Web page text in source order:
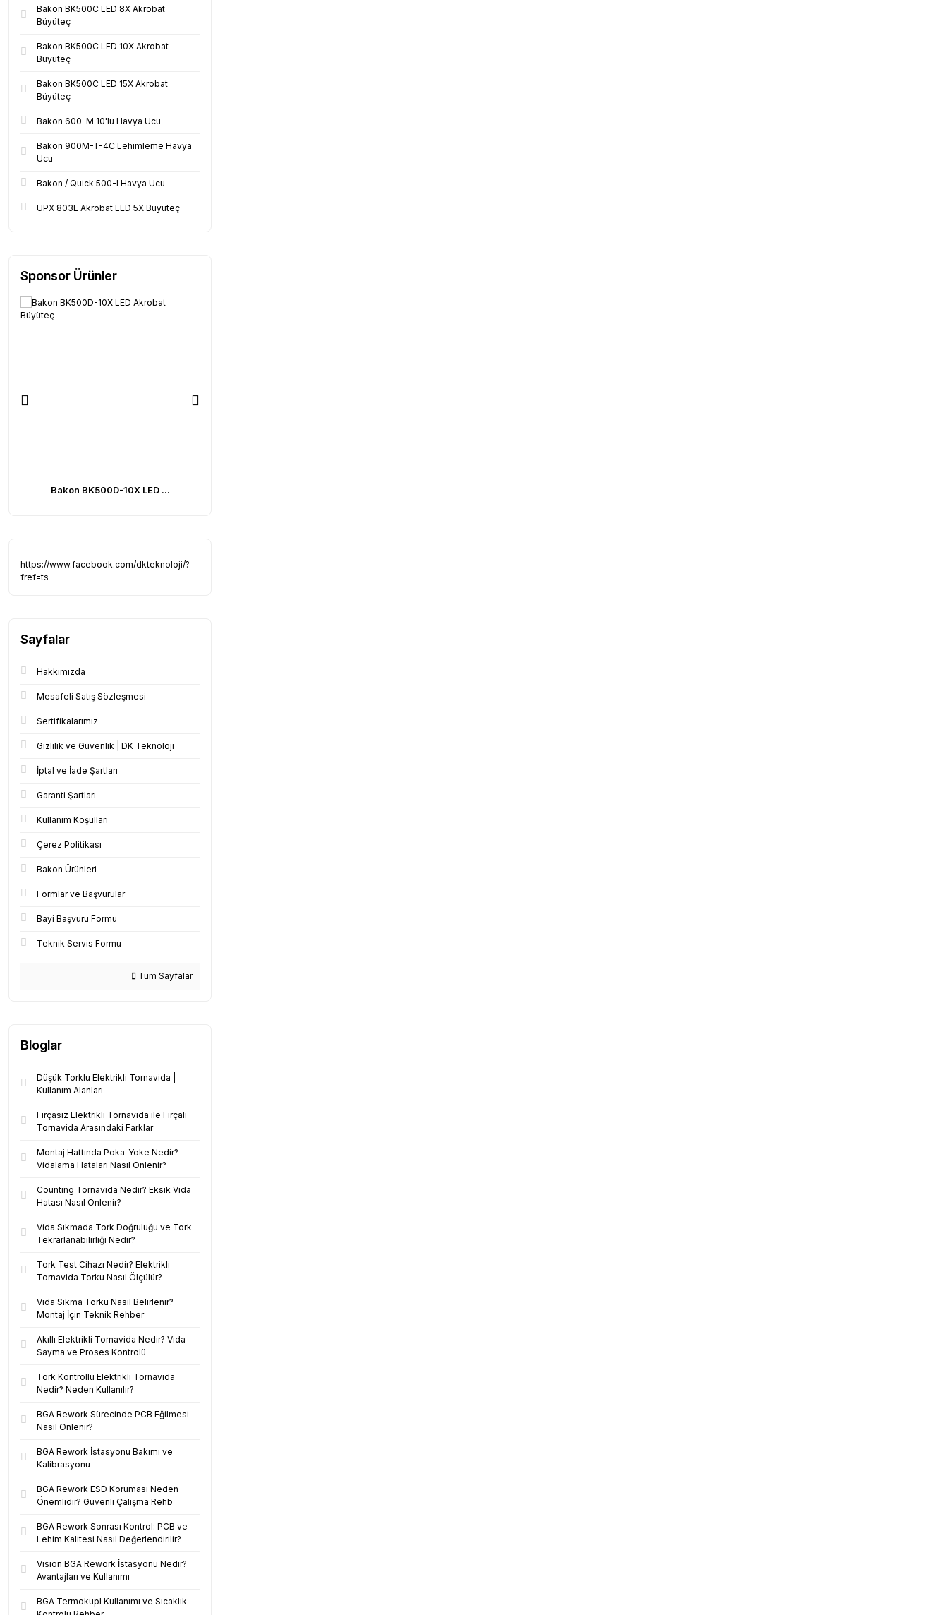
Bakon BK500C LED 8X Akrobat
Büyüteç
Bakon BK500C LED 10X Akrobat
Büyüteç
Bakon BK500C LED 15X Akrobat
Büyüteç
Bakon 600-M 10'lu Havya Ucu
Bakon 900M-T-4C Lehimleme Havya
Ucu
Bakon / Quick 500-I Havya Ucu
UPX 803L Akrobat LED 5X Büyüteç
Sponsor Ürünler
Bakon BK500D-10X LED ...
https://www.facebook.com/dkteknoloji/?
fref=ts
Sayfalar
Hakkımızda
Mesafeli Satış Sözleşmesi
Sertifikalarımız
Gizlilik ve Güvenlik | DK Teknoloji
İptal ve İade Şartları
Garanti Şartları
Kullanım Koşulları
Çerez Politikası
Bakon Ürünleri
Formlar ve Başvurular
Bayi Başvuru Formu
Teknik Servis Formu
Tüm Sayfalar
Bloglar
Düşük Torklu Elektrikli Tornavida |
Kullanım Alanları
Fırçasız Elektrikli Tornavida ile Fırçalı
Tornavida Arasındaki Farklar
Montaj Hattında Poka-Yoke Nedir?
Vidalama Hataları Nasıl Önlenir?
Counting Tornavida Nedir? Eksik Vida
Hatası Nasıl Önlenir?
Vida Sıkmada Tork Doğruluğu ve Tork
Tekrarlanabilirliği Nedir?
Tork Test Cihazı Nedir? Elektrikli
Tornavida Torku Nasıl Ölçülür?
Vida Sıkma Torku Nasıl Belirlenir?
Montaj İçin Teknik Rehber
Akıllı Elektrikli Tornavida Nedir? Vida
Sayma ve Proses Kontrolü
Tork Kontrollü Elektrikli Tornavida
Nedir? Neden Kullanılır?
BGA Rework Sürecinde PCB Eğilmesi
Nasıl Önlenir?
BGA Rework İstasyonu Bakımı ve
Kalibrasyonu
BGA Rework ESD Koruması Neden
Önemlidir? Güvenli Çalışma Rehb
BGA Rework Sonrası Kontrol: PCB ve
Lehim Kalitesi Nasıl Değerlendirilir?
Vision BGA Rework İstasyonu Nedir?
Avantajları ve Kullanımı
BGA Termokupl Kullanımı ve Sıcaklık